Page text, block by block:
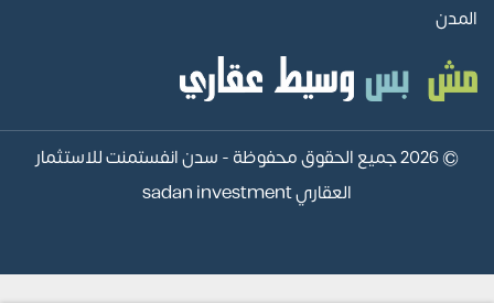
المدن
© 2026 جميع الحقوق محفوظة -
سدن انفستمنت للاستثمار
العقاري sadan investment